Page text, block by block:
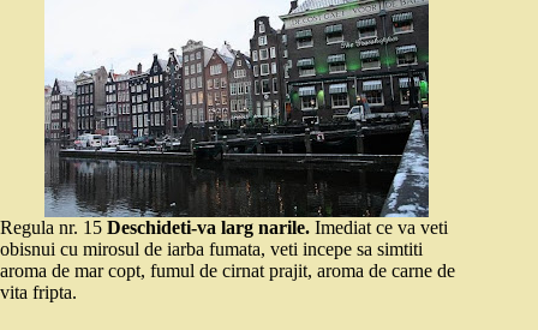
Regula nr. 15 Deschideti-va larg narile. Imediat ce va veti
obisnui cu mirosul de iarba fumata, veti incepe sa simtiti
aroma de mar copt, fumul de cirnat prajit, aroma de carne de
vita fripta.